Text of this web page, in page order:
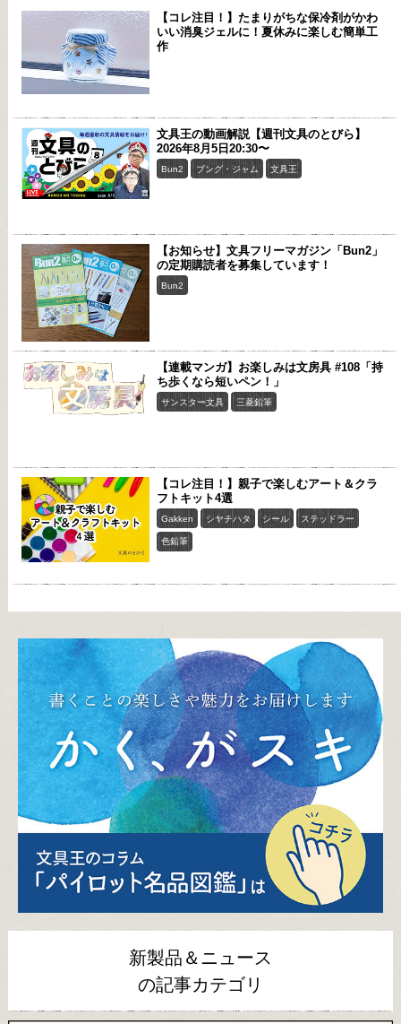
【コレ注目！】たまりがちな保冷剤がかわ
いい消臭ジェルに！夏休みに楽しむ簡単工
作
文具王の動画解説【週刊文具のとびら】
2026年8月5日20:30〜
Bun2 ブング・ジャム 文具王
【お知らせ】文具フリーマガジン「Bun2」
の定期購読者を募集しています！
Bun2
【連載マンガ】お楽しみは文房具 #108「持
ち歩くなら短いペン！」
サンスター文具 三菱鉛筆
【コレ注目！】親子で楽しむアート＆クラ
フトキット4選
Gakken シヤチハタ シール ステッドラー
色鉛筆
新製品＆ニュース
の記事カテゴリ